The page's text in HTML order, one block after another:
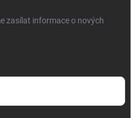
zasílat informace o nových